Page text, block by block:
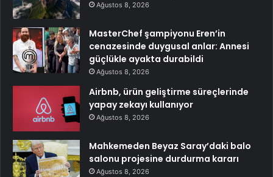
Ağustos 8, 2026
MasterChef şampiyonu Eren’in
cenazesinde duygusal anlar: Annesi
güçlükle ayakta durabildi
Ağustos 8, 2026
Airbnb, ürün geliştirme süreçlerinde
yapay zekayı kullanıyor
Ağustos 8, 2026
Mahkemeden Beyaz Saray’daki balo
salonu projesine durdurma kararı
Ağustos 8, 2026